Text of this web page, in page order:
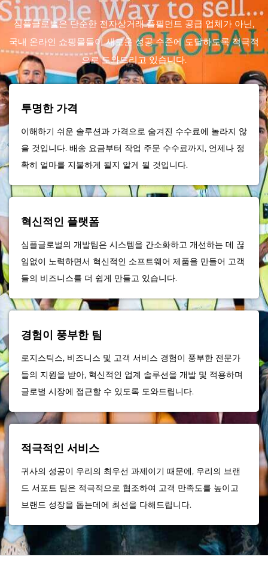
심플글로벌은 단순한 전자상거래 풀필먼트 공급 업체가 아닌,
국내 온라인 쇼핑몰들이 새로운 성공 수준에 도달하도록 적극적
으로 도와드리고 있습니다.
투명한 가격
이해하기 쉬운 솔루션과 가격으로 숨겨진 수수료에 놀라지 않
을 것입니다. 배송 요금부터 작업 주문 수수료까지, 언제나 정
확히 얼마를 지불하게 될지 알게 될 것입니다.
혁신적인 플랫폼
심플글로벌의 개발팀은 시스템을 간소화하고 개선하는 데 끊
임없이 노력하면서 혁신적인 소프트웨어 제품을 만들어 고객
들의 비즈니스를 더 쉽게 만들고 있습니다.
경험이 풍부한 팀
로지스틱스, 비즈니스 및 고객 서비스 경험이 풍부한 전문가
들의 지원을 받아, 혁신적인 업계 솔루션을 개발 및 적용하며
글로벌 시장에 접근할 수 있도록 도와드립니다.
적극적인 서비스
귀사의 성공이 우리의 최우선 과제이기 때문에, 우리의 브랜
드 서포트 팀은 적극적으로 협조하여 고객 만족도를 높이고
브랜드 성장을 돕는데에 최선을 다해드립니다.